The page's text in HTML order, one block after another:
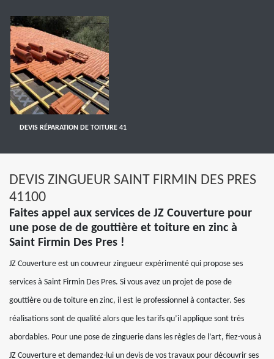
DEVIS RÉPARATION DE TOITURE 41
DEVIS ZINGUEUR SAINT FIRMIN DES PRES
41100
Faites appel aux services de JZ Couverture pour
une pose de de gouttière et toiture en zinc à
Saint Firmin Des Pres !
JZ Couverture est un couvreur zingueur expérimenté qui propose ses
services à Saint Firmin Des Pres. Si vous avez un projet de pose de
gouttière ou de toiture en zinc, il est le professionnel à contacter. Ses
réalisations sont de qualité alors que les tarifs qu’il applique sont très
abordables. Pour une pose de zinguerie dans les règles de l’art, fiez-vous à
JZ Couverture et demandez-lui un devis de vos travaux pour découvrir ses